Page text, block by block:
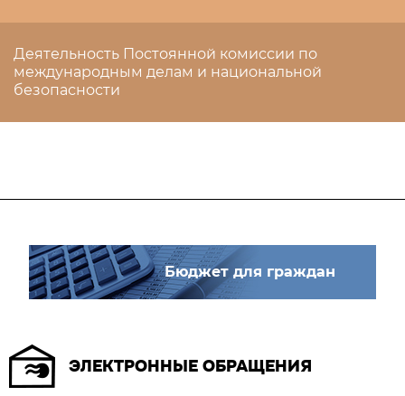
Деятельность Постоянной комиссии по
международным делам и национальной
безопасности
Бюджет для граждан
ЭЛЕКТРОННЫЕ ОБРАЩЕНИЯ